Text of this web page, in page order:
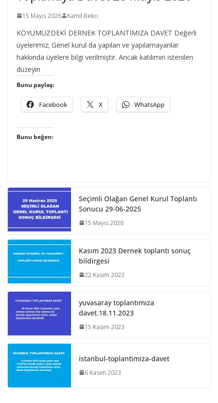
15 Mayıs 2026 Kamil Bekci
KÖYÜMÜZDEKİ DERNEK TOPLANTIMIZA DAVET Değerli
üyelerimiz; Genel kurul da yapılan ve yapılamayanlar
hakkında üyelere bilgi verilmiştir. Ancak katılımın istenilen
düzeyin
Bunu paylaş:
Facebook X WhatsApp
Bunu beğen:
Seçimli Olağan Genel Kurul Toplantı
Sonucu 29-06-2025
15 Mayıs 2026
Kasım 2023 Dernek toplantı sonuç
bildirgesi
22 Kasım 2023
yuvasaray toplantımıza
davet.18.11.2023
15 Kasım 2023
istanbul-toplantimiza-davet
6 Kasım 2023